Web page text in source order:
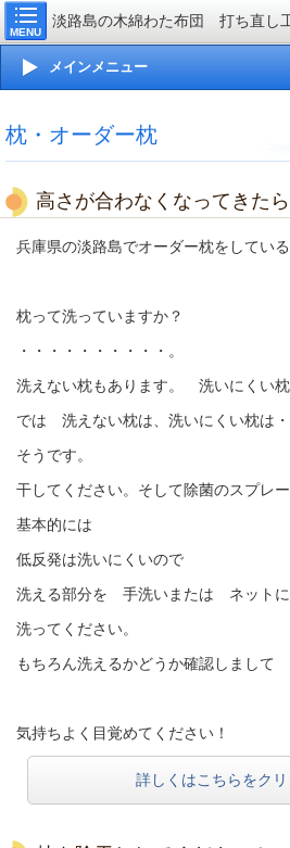
MENU
淡路島の木綿わた布団 打ち直し
メインメニュー
枕・オーダー枕
高さが合わなくなってきたら
兵庫県の淡路島でオーダー枕をしている
枕って洗っていますか？
・・・・・・・・・・。
洗えない枕もあります。 洗いにくい枕
では 洗えない枕は、洗いにくい枕は・
そうです。
干してください。そして除菌のスプレー
基本的には
低反発は洗いにくいので
洗える部分を 手洗いまたは ネットに
洗ってください。
もちろん洗えるかどうか確認しまして
気持ちよく目覚めてください！
詳しくはこちらをクリ